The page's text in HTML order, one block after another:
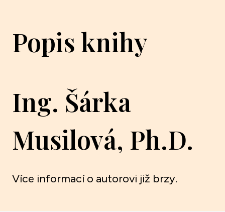
Popis knihy
Ing. Šárka
Musilová, Ph.D.
Více informací o autorovi již brzy.